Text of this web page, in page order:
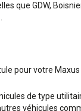
que GDW,
pour votre Maxus
de type
véhicules